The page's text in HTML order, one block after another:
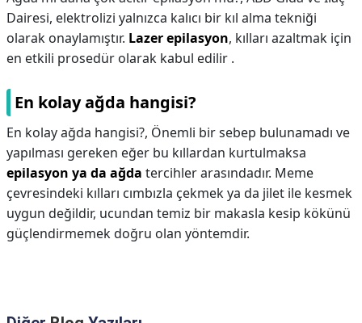
Dairesi, elektrolizi yalnızca kalıcı bir kıl alma tekniği
olarak onaylamıştır. Lazer epilasyon, kılları azaltmak için
en etkili prosedür olarak kabul edilir .
En kolay ağda hangisi?
En kolay ağda hangisi?, Önemli bir sebep bulunamadı ve
yapılması gereken eğer bu kıllardan kurtulmaksa
epilasyon ya da ağda tercihler arasındadır. Meme
çevresindeki kılları cımbızla çekmek ya da jilet ile kesmek
uygun değildir, ucundan temiz bir makasla kesip kökünü
güçlendirmemek doğru olan yöntemdir.